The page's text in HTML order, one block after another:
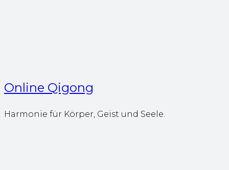
Online Qigong
Harmonie für Körper, Geist und Seele.